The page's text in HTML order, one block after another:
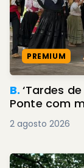
PREMIUM
B.‘Tardes
Ponte com
2 agosto 2026